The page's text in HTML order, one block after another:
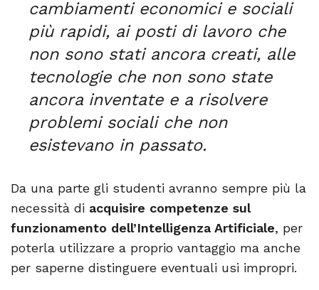
cambiamenti economici e sociali
più rapidi, ai posti di lavoro che
non sono stati ancora creati, alle
tecnologie che non sono state
ancora inventate e a risolvere
problemi sociali che non
esistevano in passato.
Da una parte gli studenti avranno sempre più la
necessità di acquisire competenze sul
funzionamento dell’Intelligenza Artificiale, per
poterla utilizzare a proprio vantaggio ma anche
per saperne distinguere eventuali usi impropri.